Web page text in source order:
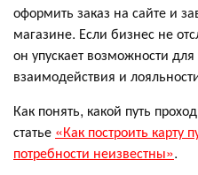
оформить заказ на сайте и
магазине. Если бизнес не
он упускает возможности
взаимодействия и
Как понять, какой путь
статье «Как построить карту
потребности неизвестны».